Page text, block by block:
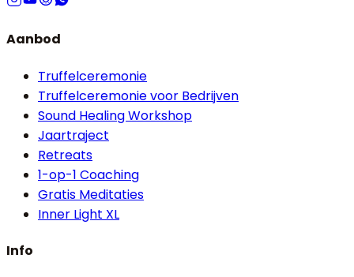
Aanbod
Truffelceremonie
Truffelceremonie voor Bedrijven
Sound Healing Workshop
Jaartraject
Retreats
1-op-1 Coaching
Gratis Meditaties
Inner Light XL
Info